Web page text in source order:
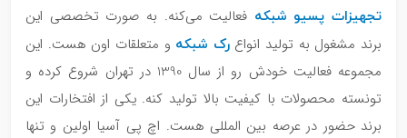
تجهیزات پسیو شبکه فعالیت می‌کنه. به صورت تخصصی این
برند مشغول به تولید انواعرک شبکه و متعلقات اون هست. این
مجموعه فعالیت خودش رو از سال 1390 در تهران شروع کرده و
تونسته محصولات با کیفیت بالا تولید کنه. یکی از افتخارات این
برند حضور در عرصه بین المللی هست. اچ پی آسیا اولین و تنها